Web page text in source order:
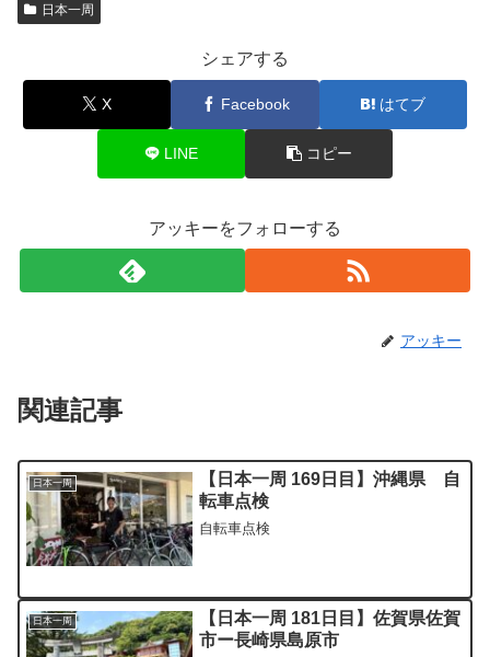
日本一周
シェアする
X Facebook はてブ
LINE コピー
アッキーをフォローする
アッキー
関連記事
日本一周
【日本一周 169日目】沖縄県 自
転車点検
自転車点検
日本一周
【日本一周 181日目】佐賀県佐賀
市ー長崎県島原市